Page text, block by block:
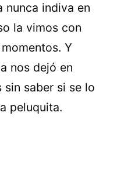
nunca indiva en
la vimos con
Y
nos dejó en
sin saber si se lo
peluquita.